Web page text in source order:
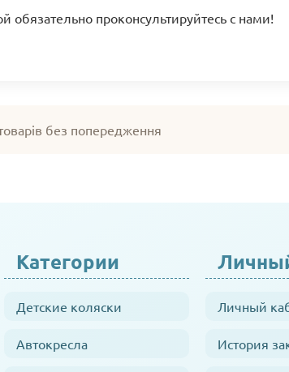
проконсультируйтесь с нами!
без попередження
Категории
Детские коляски
Автокресла
Личный
История